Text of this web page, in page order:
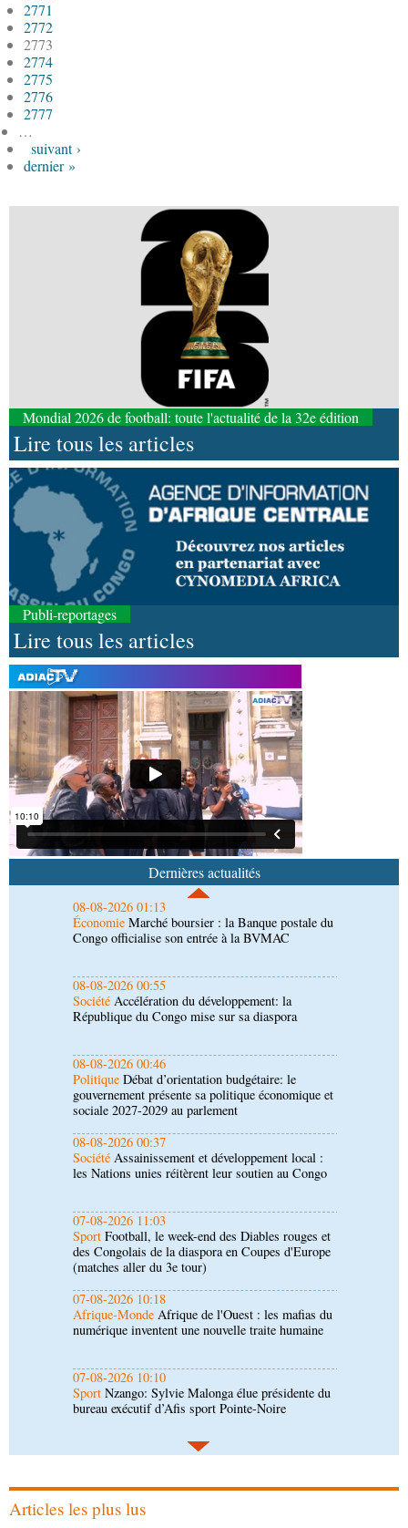
2771
2772
2773
2774
2775
2776
2777
…
suivant ›
dernier »
Mondial 2026 de football: toute l'actualité de la 32e édition
Lire tous les articles
Publi-reportages
Lire tous les articles
Dernières actualités
08-08-2026 01:25
EnvironnementForêts : des techniciens formés à
l'utilisation d'un logiciel d'évaluation des
émissions
08-08-2026 01:18
Afrique-MondeCongo-Mali : les deux pays
envisagent le renforcement de leur coopération
agricole
08-08-2026 01:13
Marché boursier : la Banque postale du
Congo officialise son entrée à la BVMAC
08-08-2026 00:55
SociétéAccélération du développement: la
République du Congo mise sur sa diaspora
08-08-2026 00:46
PolitiqueDébat d’orientation budgétaire: le
gouvernement présente sa politique économique et
08-08-2026 00:37
SociétéAssainissement et développement local :
les Nations unies réitèrent leur soutien au Congo
07-08-2026 11:03
SportFootball, le week-end des Diables rouges et
des Congolais de la diaspora en Coupes d'Europe
07-08-2026 10:18
Afrique-MondeAfrique de l'Ouest : les mafias du
numérique inventent une nouvelle traite humaine
07-08-2026 10:10
SportNzango: Sylvie Malonga élue présidente du
bureau exécutif d’Afis sport Pointe-Noire
06-08-2026 16:30
SociétéDiaspora : rencontre des Congolais de
l'étranger à Brazzaville
06-08-2026 15:30
lance la deuxième édition de la Grande foire
agricole du Congo
Articles les plus lus